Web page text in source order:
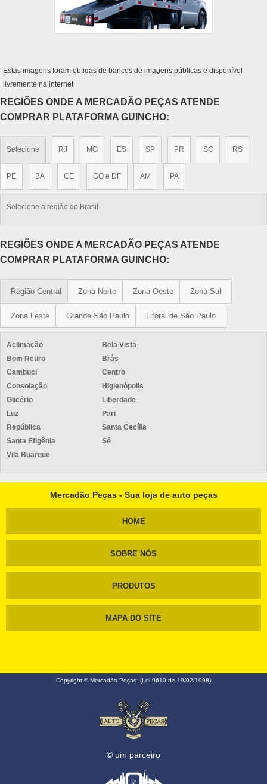
Estas imagens foram obtidas de bancos de imagens públicas e disponível
livremente na internet
REGIÕES ONDE A MERCADÃO PEÇAS ATENDE
COMPRAR PLATAFORMA GUINCHO:
Selecione RJ MG ES SP PR SC RS
PE BA CE GO e DF AM PA
Selecione a região do Brasil
REGIÕES ONDE A MERCADÃO PEÇAS ATENDE
COMPRAR PLATAFORMA GUINCHO:
Região Central Zona Norte Zona Oeste Zona Sul
Zona Leste Grande São Paulo Litoral de São Paulo
Aclimação
Bela Vista
Bom Retiro
Brás
Cambuci
Centro
Consolação
Higienópolis
Glicério
Liberdade
Luz
Pari
República
Santa Cecília
Santa Efigênia
Sé
Vila Buarque
Mercadão Peças - Sua loja de auto peças
HOME
SOBRE NÓS
PRODUTOS
MAPA DO SITE
Copyright © Mercadão Peças. (Lei 9610 de 19/02/1998)
© um parceiro